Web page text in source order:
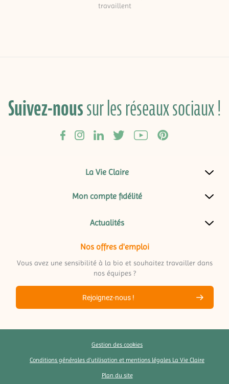
travaillent
Suivez-noussur les réseaux sociaux !
La Vie Claire
Mon compte fidélité
Actualités
Nos offres d'emploi
Vous avez une sensibilité à la bio et souhaitez travailler dans
nos équipes ?
Rejoignez-nous !
Gestion des cookies
Conditions générales d’utilisation et mentions légales La Vie Claire
Plan du site